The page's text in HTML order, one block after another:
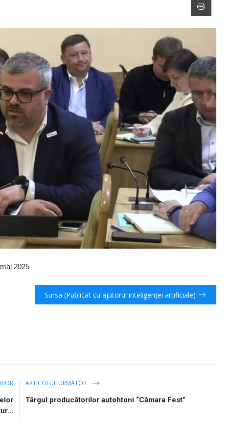
2025
Sursa (Publicat cu ajutorul inteligenței artificiale)
ARTICOLUL URMĂTOR
Târgul producătorilor autohtoni “Cămara Fest”